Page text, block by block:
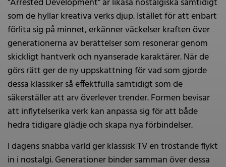
som de hyllar kreativa verks djup. Istället för att enbart
förlita sig på minnet, erkänner väckelser kraften över
generationerna av berättelser som resonerar genom
skickligt hantverk och nyanserade karaktärer. När de
görs rätt ger de ny uppskattning för vad som gjorde
dessa klassiker så effektfulla samtidigt som de
säkerställer att arv överlever trender. Formen bevisar
att inflytelserika verk kan anpassa sig för att både
hedra tidigare glädje och skapa nya förbindelser.
I dagens snabba värld ger klassisk TV en tröstande flykt
in i nostalgi. Generationer binder samman över dessa